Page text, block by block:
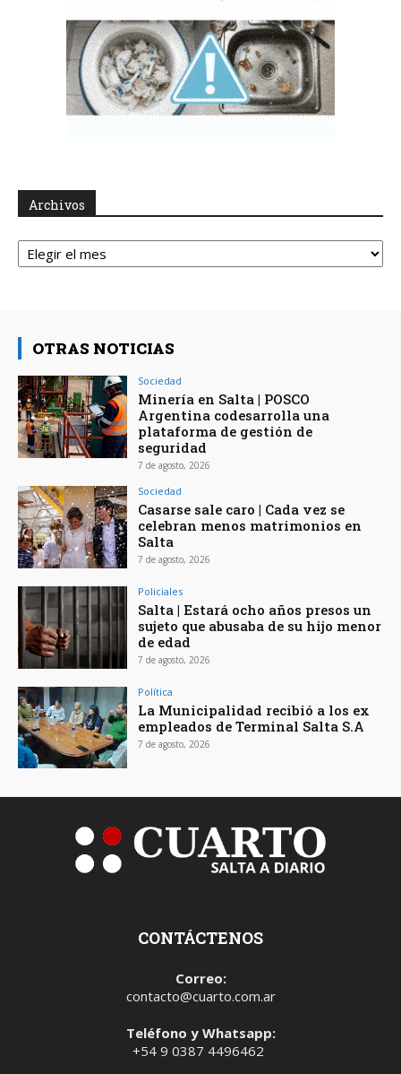
Archivos
Archivos
OTRAS NOTICIAS
Sociedad
Minería en Salta | POSCO
Argentina codesarrolla una
plataforma de gestión de
seguridad
7 de agosto, 2026
Sociedad
Casarse sale caro | Cada vez se
celebran menos matrimonios en
Salta
7 de agosto, 2026
Policiales
Salta | Estará ocho años presos un
sujeto que abusaba de su hijo menor
de edad
7 de agosto, 2026
Política
La Municipalidad recibió a los ex
empleados de Terminal Salta S.A
7 de agosto, 2026
CONTÁCTENOS
Correo:
contacto@cuarto.com.ar
Teléfono y Whatsapp:
+54 9 0387 4496462